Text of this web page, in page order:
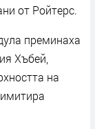
от Ройтерс.
преминаха
Хъбей,
на